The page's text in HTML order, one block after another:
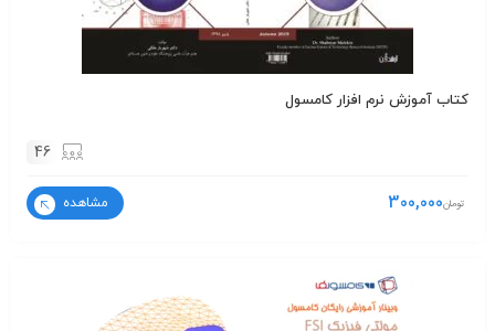
کتاب آموزش نرم افزار کامسول
46
تومان300,000 مشاهده